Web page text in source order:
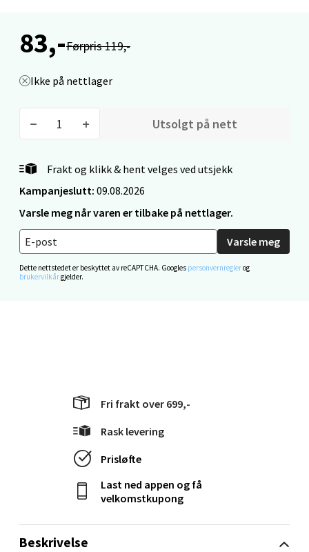
83,-Førpris 119,-
Ikke på nettlager
Utsolgt på nett
Frakt og klikk & hent velges ved utsjekk
Kampanjeslutt: 09.08.2026
Varsle meg når varen er tilbake på nettlager.
Varsle meg
Dette nettstedet er beskyttet av reCAPTCHA. Googles personvernreglerog
brukervilkårgjelder.
Beskrivelse
Fri frakt over 699,-
Rask levering
Prisløfte
Last ned appen og få
velkomstkupong
0 i butikk
Molde - Moldetorget
Narvik - Thon Senter Malmporten
Bolagsgata 1, 8514 Narvik
Åpent i dag 10-18
0 i butikk